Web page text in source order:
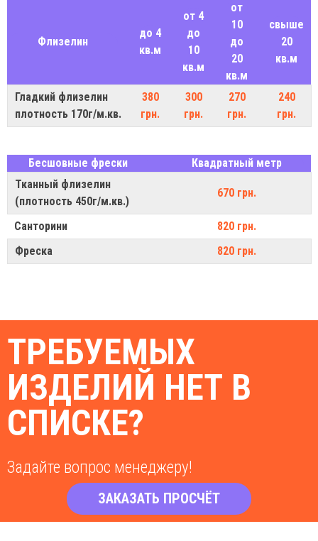
Флизелин
до 4
кв.м
от 4
до
10
кв.м
от
10
до
20
кв.м
свыше
20
кв.м
Гладкий флизелин
плотность 170г/м.кв.
380
грн.
300
грн.
270
грн.
240
грн.
Бесшовные фрески
Квадратный метр
Тканный флизелин
(плотность 450г/м.кв.)
670 грн.
Санторини
820 грн.
Фреска
820 грн.
ТРЕБУЕМЫХ
ИЗДЕЛИЙ НЕТ В
СПИСКЕ?
Задайте вопрос менеджеру!
ЗАКАЗАТЬ ПРОСЧЁТ